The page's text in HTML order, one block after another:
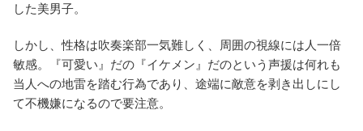
した美男子。
しかし、性格は吹奏楽部一気難しく、周囲の視線には人一倍
敏感。『可愛い』だの『イケメン』だのという声援は何れも
当人への地雷を踏む行為であり、途端に敵意を剥き出しにし
て不機嫌になるので要注意。